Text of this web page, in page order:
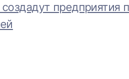
предприятия